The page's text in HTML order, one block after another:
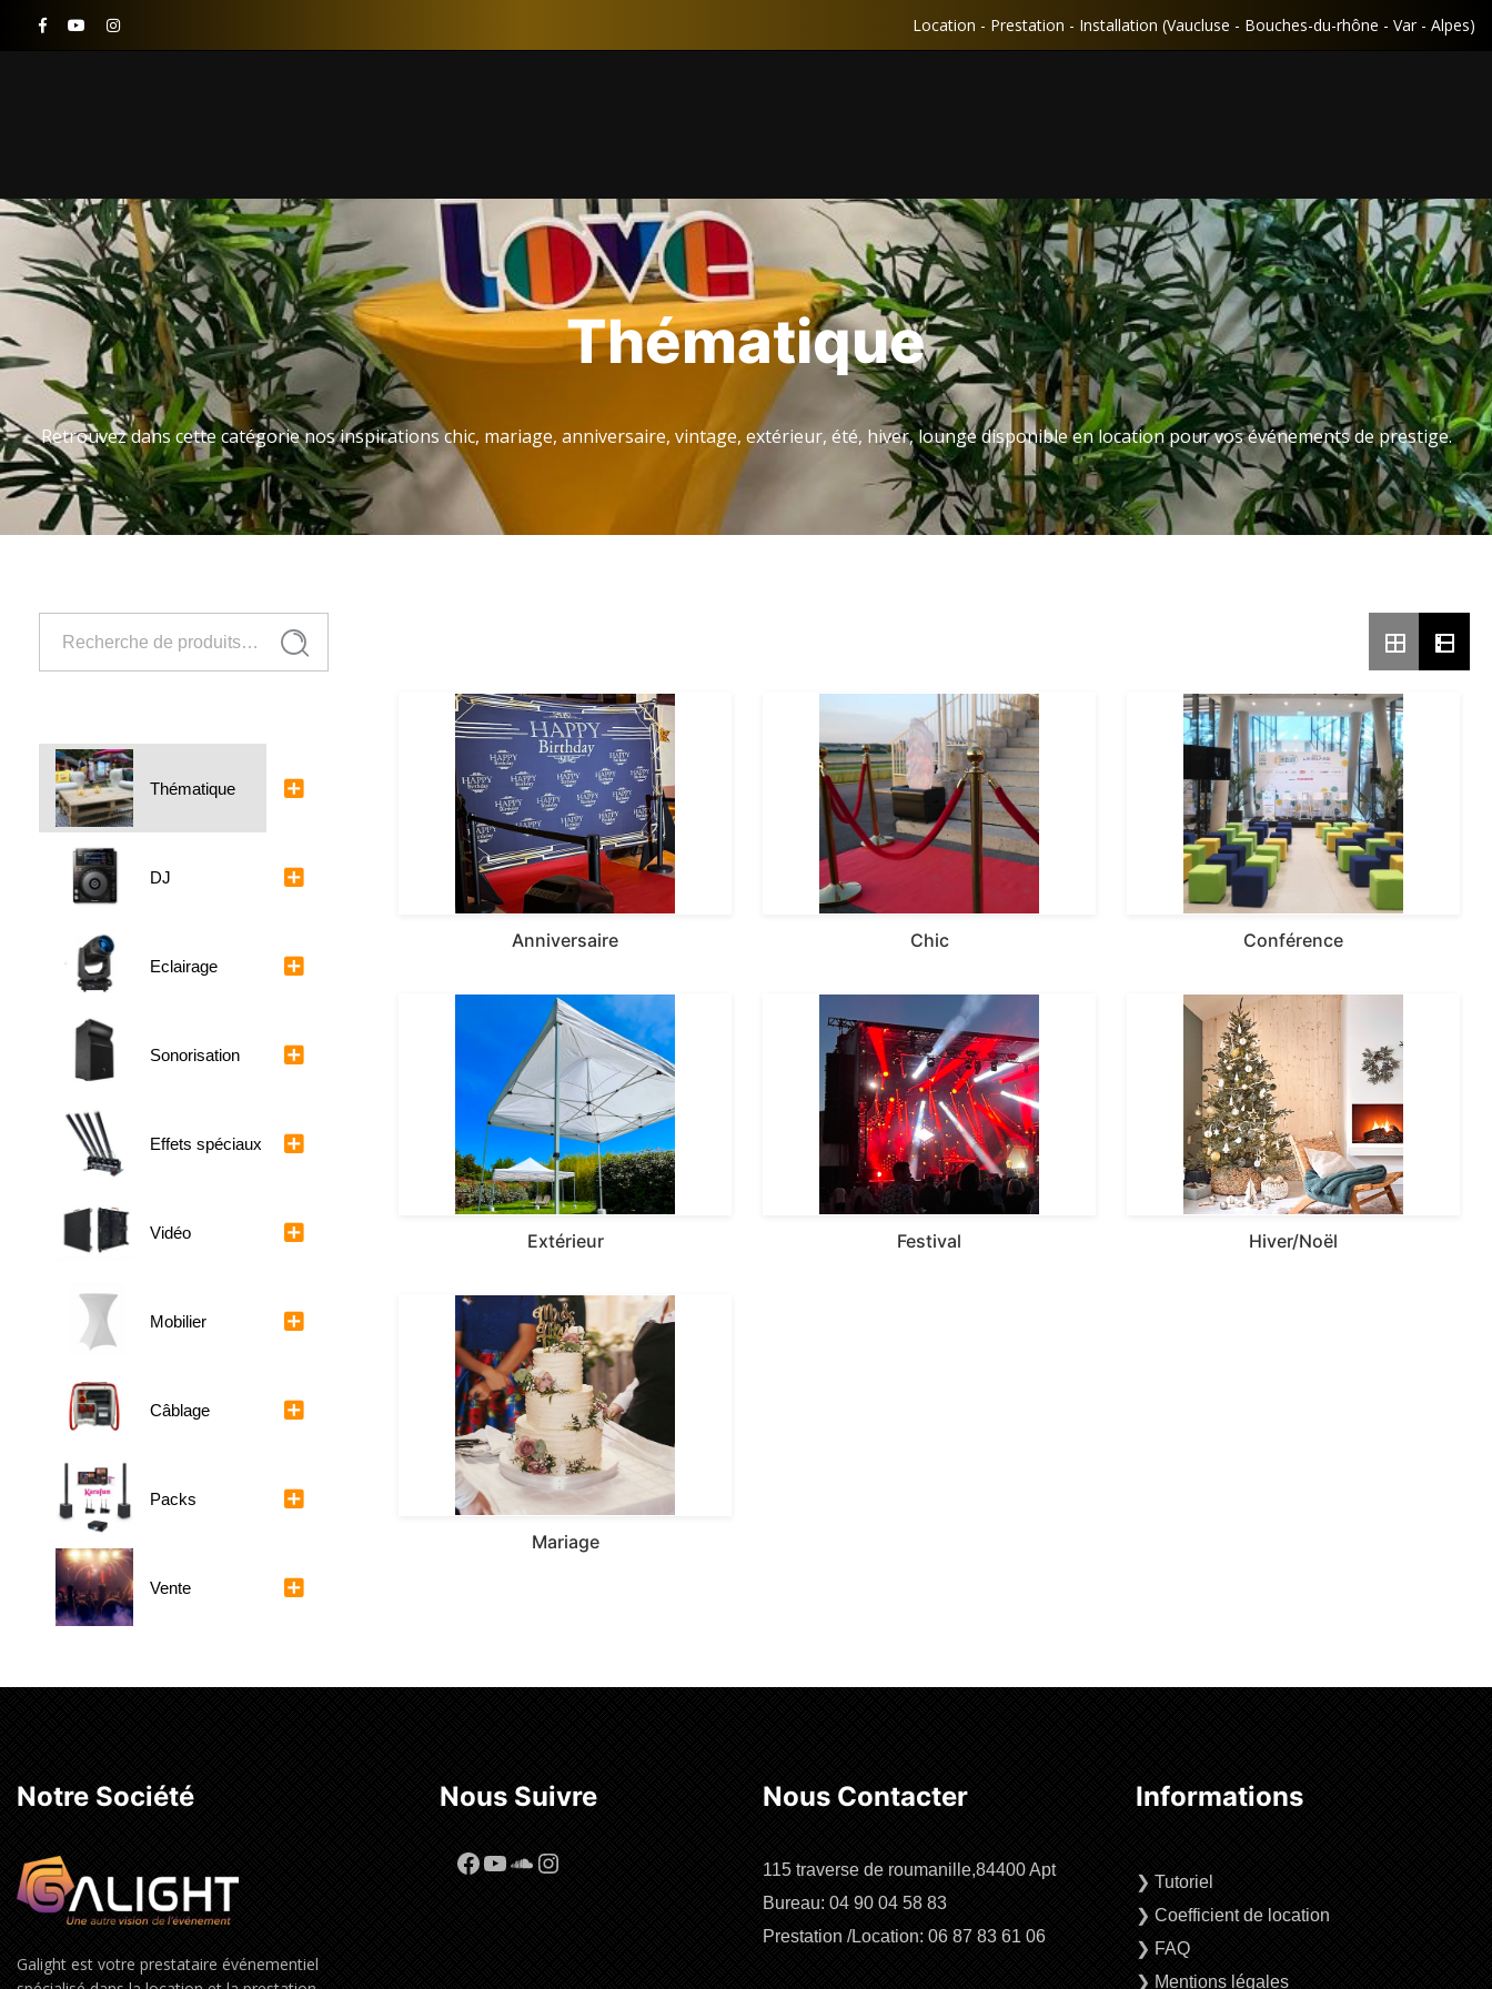
Location - Prestation - Installation (Vaucluse - Bouches-du-rhône - Var - Alpes)
Thématique
Retrouvez dans cette catégorie nos inspirations chic, mariage, anniversaire, vintage, extérieur, été, hiver, lounge disponible en location pour vos événements de prestige.
pour :
Recherche
Thématique
DJ
Eclairage
Sonorisation
Effets spéciaux
Vidéo
Mobilier
Câblage
Packs
Vente
Anniversaire Chic Conférence
Extérieur Festival Hiver/Noël
Mariage
Notre Société
Galight est votre prestataire événementiel
Nous Suivre
Facebook
YouTube
SoundCloud
Instagram
Nous Contacter
115 traverse de roumanille,84400 Apt
Bureau: 04 90 04 58 83
Prestation /Location: 06 87 83 61 06
Informations
❯ Tutoriel
❯ Coefficient de location
❯ FAQ
❯ Mentions légales